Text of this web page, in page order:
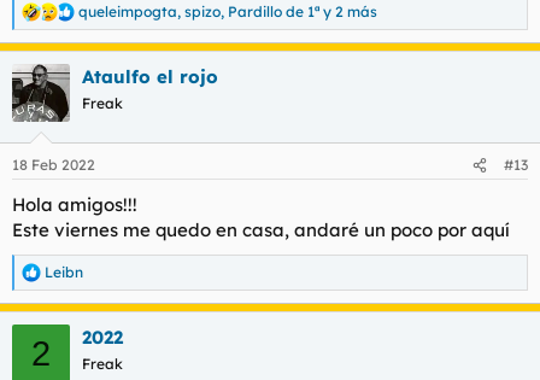
R
e
a
c
c
i
e
:
queleimpogta, spizo, Pardillo de 1ª y 2 más
Ataulfo el rojo
Freak
18 Feb 2022 #13
Hola amigos!!!
Este viernes me quedo en casa, andaré un poco por aquí
R
e
a
Leibn
2 2022
Freak